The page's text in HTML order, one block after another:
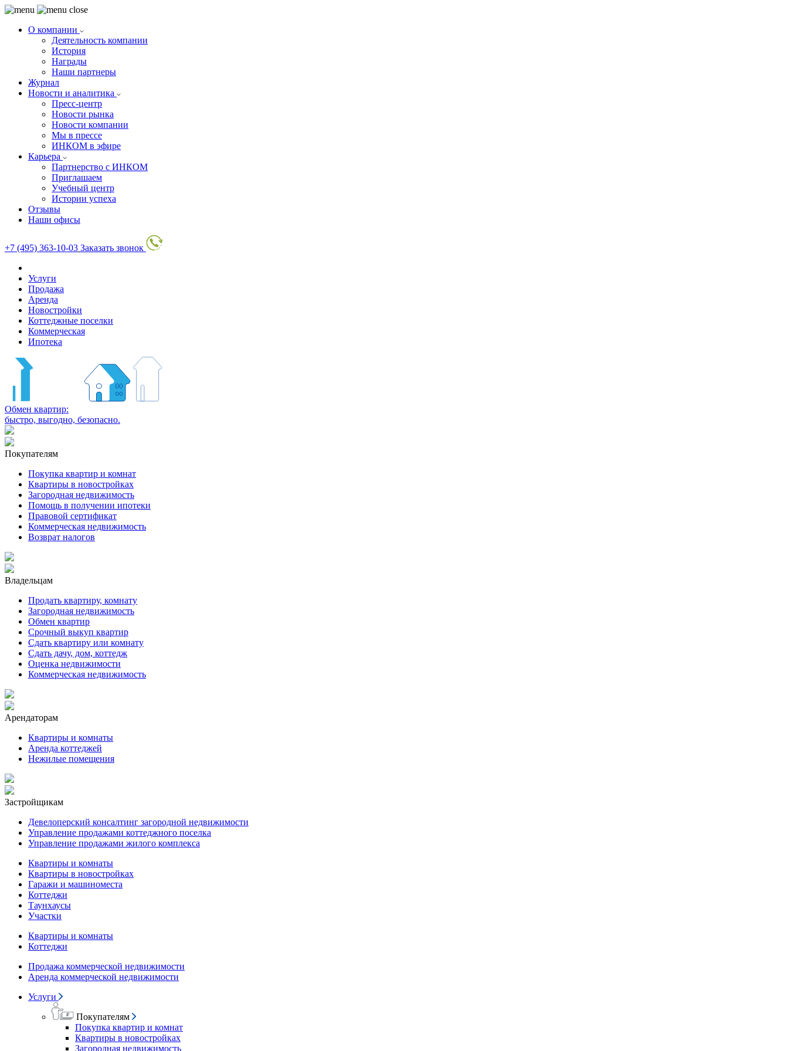
О компании
Деятельность компании
История
Награды
Наши партнеры
Журнал
Новости и аналитика
Пресс-центр
Новости рынка
Новости компании
Мы в прессе
ИНКОМ в эфире
Карьера
Партнерство с ИНКОМ
Приглашаем
Учебный центр
Истории успеха
Отзывы
Наши офисы
+7 (495) 363-10-03 Заказать звонок
Услуги
Продажа
Аренда
Новостройки
Коттеджные поселки
Коммерческая
Ипотека
Обмен квартир:
быстро, выгодно, безопасно.
Покупателям
Покупка квартир и комнат
Квартиры в новостройках
Загородная недвижимость
Помощь в получении ипотеки
Правовой сертификат
Коммерческая недвижимость
Возврат налогов
Владельцам
Продать квартиру, комнату
Загородная недвижимость
Обмен квартир
Срочный выкуп квартир
Сдать квартиру или комнату
Сдать дачу, дом, коттедж
Оценка недвижимости
Коммерческая недвижимость
Арендаторам
Квартиры и комнаты
Аренда коттеджей
Нежилые помещения
Застройщикам
Девелоперский консалтинг загородной недвижимости
Управление продажами коттеджного поселка
Управление продажами жилого комплекса
Квартиры и комнаты
Квартиры в новостройках
Гаражи и машиноместа
Коттеджи
Таунхаусы
Участки
Квартиры и комнаты
Коттеджи
Продажа коммерческой недвижимости
Аренда коммерческой недвижимости
Услуги
Покупателям
Покупка квартир и комнат
Квартиры в новостройках
Загородная недвижимость